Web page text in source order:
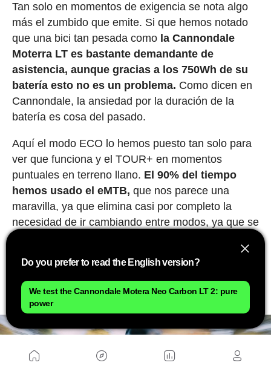
Tan solo en momentos de exigencia se nota algo
más el zumbido que emite. Si que hemos notado
que una bici tan pesada comola Cannondale
Moterra LT es bastante demandante de
asistencia, aunque gracias a los 750Wh de su
batería esto no es un problema. Como dicen en
Cannondale, la ansiedad por la duración de la
batería es cosa del pasado.
Aquí el modo ECO lo hemos puesto tan solo para
ver que funciona y el TOUR+ en momentos
puntuales en terreno llano. El 90% del tiempo
hemos usado el eMTB, que nos parece una
maravilla, ya que elimina casi por completo la
necesidad de ir cambiando entre modos, ya que se
El modo TURBO está bien para esas subidas
duras en las que ya estás cansado y quieres que
la bici lo haga casi todo por ti.
Do you prefer to read the English version?
We test the Cannondale Motera Neo Carbon LT 2: pure
power